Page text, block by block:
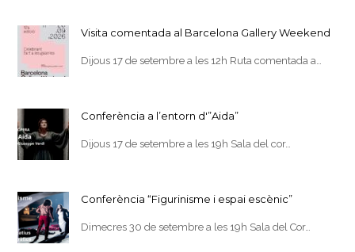
Visita comentada al Barcelona Gallery Weekend
Dijous 17 de setembre a les 12h Ruta comentada a…
Conferència a l’entorn d'”Aida”
Dijous 17 de setembre a les 19h Sala del cor…
Conferència “Figurinisme i espai escènic”
Dimecres 30 de setembre a les 19h Sala del Cor…